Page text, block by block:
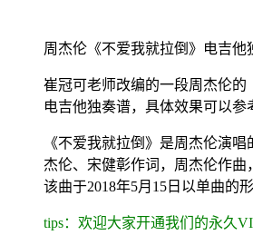
周杰伦《不爱我就拉倒》电吉他
崔冠可老师改编的一段周杰伦的
电吉他独奏谱，具体效果可以参
《不爱我就拉倒》是周杰伦演唱
杰伦、宋健彰作词，周杰伦作曲
该曲于2018年5月15日以单曲的形
tips：欢迎大家开通我们的永久